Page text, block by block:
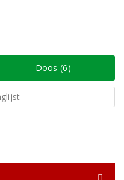
Doos (6)